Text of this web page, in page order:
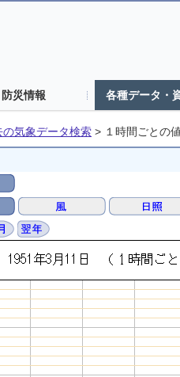
防災情報 各種データ・
の気象データ検索 > １時間ごとの